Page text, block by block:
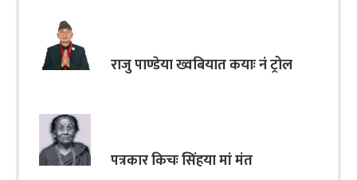
राजु पाण्डेया ख्वबियात कयाः नं ट्रोल
पत्रकार किचः सिंहया मां मंत